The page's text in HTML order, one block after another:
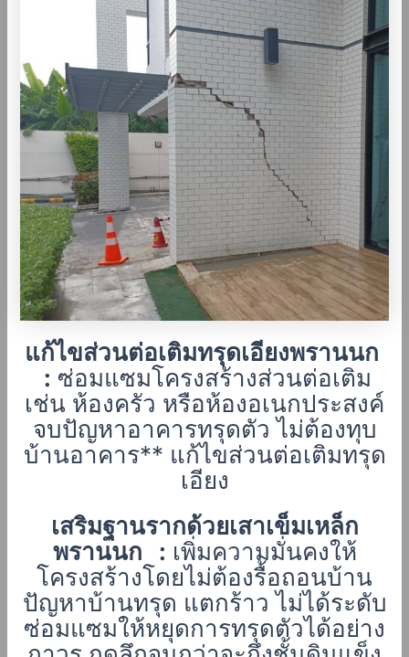
แก้ไขส่วนต่อเติมทรุดเอียงพรานนก
: ซ่อมแซมโครงสร้างส่วนต่อเติม
เช่น ห้องครัว หรือห้องอเนกประสงค์
จบปัญหาอาคารทรุดตัว ไม่ต้องทุบ
บ้านอาคาร** แก้ไขส่วนต่อเติมทรุด
เอียง
เสริมฐานรากด้วยเสาเข็มเหล็ก
พรานนก : เพิ่มความมั่นคงให้
โครงสร้างโดยไม่ต้องรื้อถอนบ้าน
ปัญหาบ้านทรุด แตกร้าว ไม่ได้ระดับ
ซ่อมแซมให้หยุดการทรุดตัวได้อย่าง